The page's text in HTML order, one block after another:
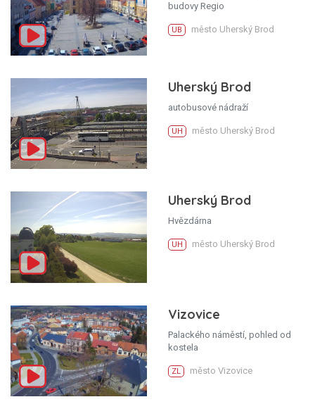
budovy Regio
UB město Uherský Brod
Uherský Brod
autobusové nádraží
UH město Uherský Brod
Uherský Brod
Hvězdárna
UH město Uherský Brod
Vizovice
Palackého náměstí, pohled od
kostela
ZL město Vizovice